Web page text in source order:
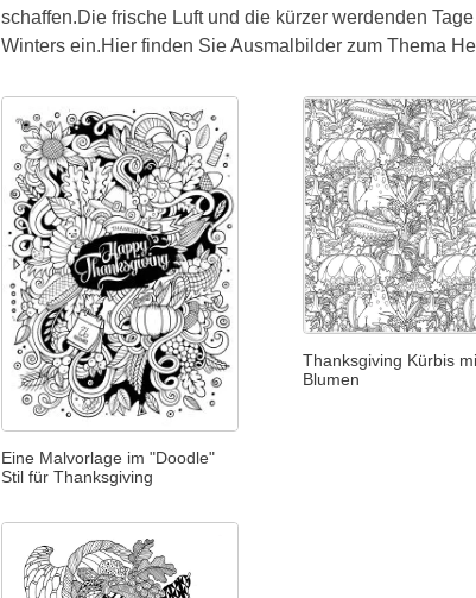
schaffen.Die frische Luft und die kürzer werdenden
Winters ein.Hier finden Sie Ausmalbilder zum Thema
Eine Malvorlage im "Doodle"
Stil für Thanksgiving
Thanksgiving Kürbis
Blumen